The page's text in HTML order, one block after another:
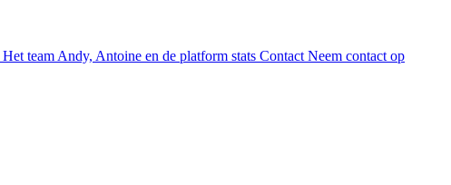
Het team Andy, Antoine en de platform stats Contact Neem contact op